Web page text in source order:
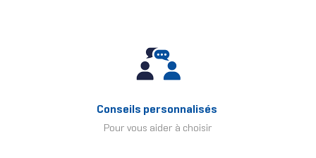
Conseils personnalisés
Pour vous aider à choisir